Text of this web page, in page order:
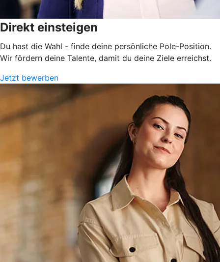
Direkt einsteigen
Du hast die Wahl - finde deine persönliche Pole-Position.
Wir fördern deine Talente, damit du deine Ziele erreichst.
Jetzt bewerben